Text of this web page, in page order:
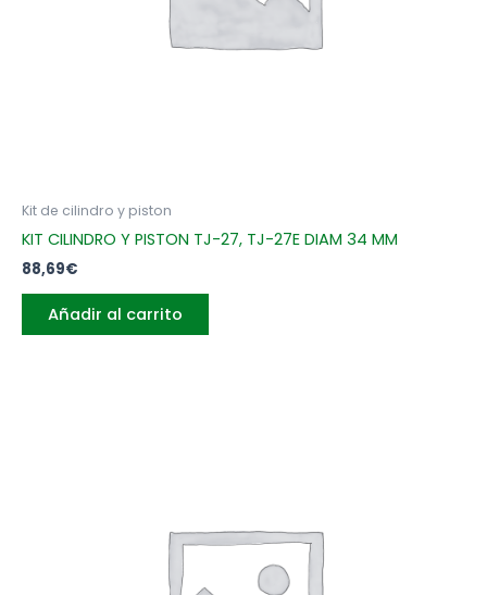
Kit de cilindro y piston
KIT CILINDRO Y PISTON TJ-27, TJ-27E DIAM 34 MM
88,69€
Añadir al carrito